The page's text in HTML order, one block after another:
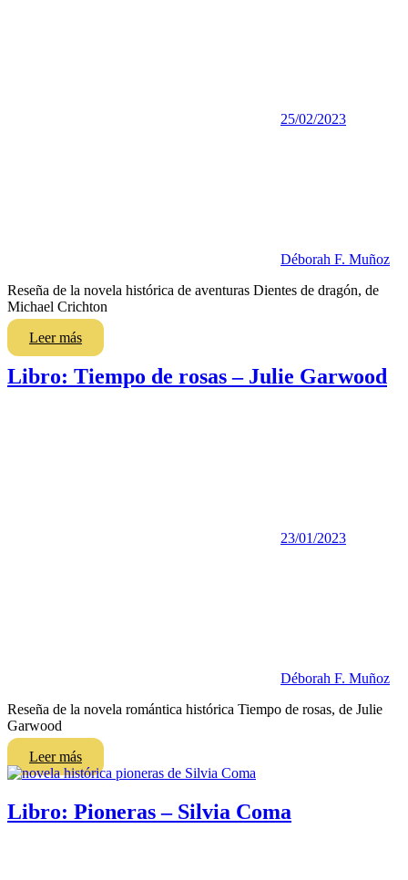
25/02/2023
Déborah F. Muñoz
Reseña de la novela histórica de aventuras Dientes de dragón, de
Michael Crichton
Leer más
Libro: Tiempo de rosas – Julie Garwood
23/01/2023
Déborah F. Muñoz
Reseña de la novela romántica histórica Tiempo de rosas, de Julie
Garwood
Leer más
Libro: Pioneras – Silvia Coma